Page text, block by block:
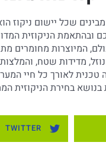
שכל יישום ניקוז
ובהתאמת הניקוזית
המיוצרות מחומרים
מדידות שטח,
לאורך כל חיי
בנושא בחירת הניקוזית
TWITTER